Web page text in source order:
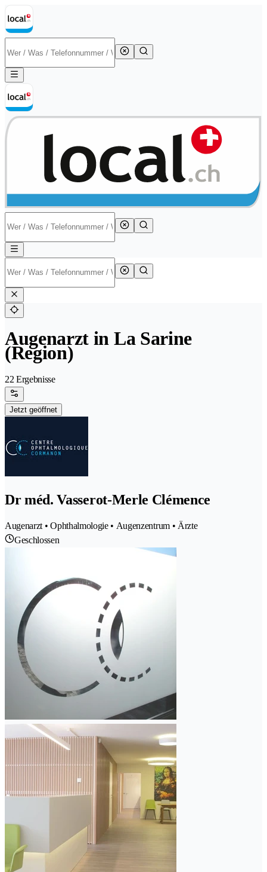
Augenarzt in La Sarine
(Region)
22 Ergebnisse
Jetzt geöffnet
Dr méd. Vasserot-Merle Clémence
Augenarzt • Ophthalmologie • Augenzentrum • Ärzte
Geschlossen